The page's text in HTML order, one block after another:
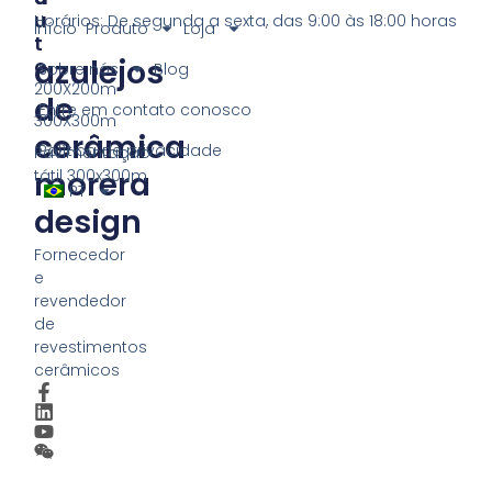
azulejos
de
cerâmica
morera
design
Fornecedor
e
revendedor
de
revestimentos
cerâmicos
U
T
O
200X200m
300X300m
Pavimentação
tátil 300x300m
Início Produto
Loja
Sobre nós
Blog
Entre em contato conosco
Política de privacidade
PT
Horários: De segunda a sexta, das 9:00 às 18:00 horas